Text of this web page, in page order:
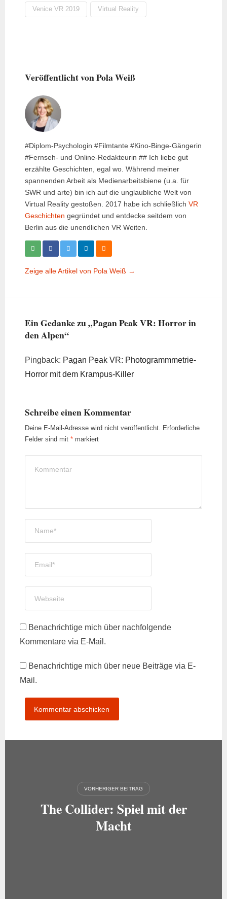
Venice VR 2019 Virtual Reality
Veröffentlicht von Pola Weiß
#Diplom-Psychologin #Filmtante #Kino-Binge-Gängerin
#Fernseh- und Online-Redakteurin ## Ich liebe gut
erzählte Geschichten, egal wo. Während meiner
spannenden Arbeit als Medienarbeitsbiene (u.a. für
SWR und arte) bin ich auf die unglaubliche Welt von
Virtual Reality gestoßen. 2017 habe ich schließlich VR
Geschichten gegründet und entdecke seitdem von
Berlin aus die unendlichen VR Weiten.
Zeige alle Artikel von Pola Weiß →
Ein Gedanke zu „Pagan Peak VR: Horror in
den Alpen“
Pingback: Pagan Peak VR: Photogrammmetrie-
Horror mit dem Krampus-Killer
Schreibe einen Kommentar
Deine E-Mail-Adresse wird nicht veröffentlicht. Erforderliche
Felder sind mit *markiert
Benachrichtige mich über nachfolgende
Kommentare via E-Mail.
Benachrichtige mich über neue Beiträge via E-
Mail.
VORHERIGER BEITRAG
The Collider: Spiel mit der
Macht